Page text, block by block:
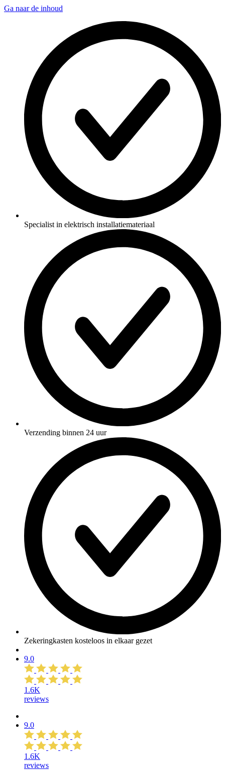
Ga naar de inhoud
Specialist in elektrisch installatiemateriaal
Verzending binnen 24 uur
Zekeringkasten kosteloos in elkaar gezet
9.0
1.6K
reviews
9.0
1.6K
reviews